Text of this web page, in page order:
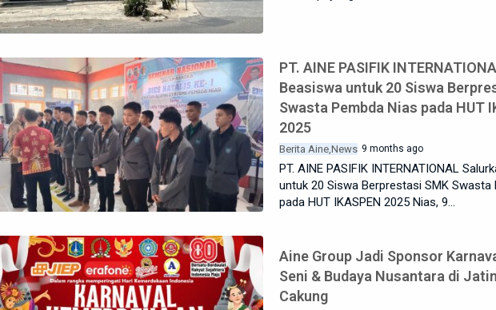
PT. AINE PASIFIK
Beasiswa untuk 20 Siswa
Swasta Pembda Nias pada HUT
2025
Berita Aine News 9 months ago
PT. AINE PASIFIK INTERNATIONAL
untuk 20 Siswa Berprestasi SMK Swasta
pada HUT IKASPEN 2025 Nias, 9…
Aine Group Jadi Sponsor
Seni & Budaya Nusantara di
Cakung